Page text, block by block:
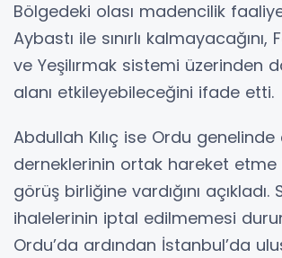
Bölgedeki olası madencilik
Aybastı ile sınırlı kalmayacağını,
ve Yeşilırmak sistemi üzerinden
alanı etkileyebileceğini ifade etti.
Abdullah Kılıç ise Ordu
derneklerinin ortak hareket etme
görüş birliğine vardığını açıkladı.
ihalelerinin iptal edilmemesi
Ordu’da ardından İstanbul’da